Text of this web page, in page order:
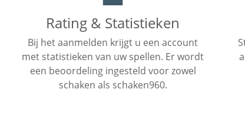
Rating & Statistieken
Bij het aanmelden krijgt u een account
met statistieken van uw spellen. Er wordt
een beoordeling ingesteld voor zowel
schaken als schaken960.